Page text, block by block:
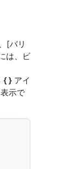
[バリ
は、ビ
{ }アイ
示で